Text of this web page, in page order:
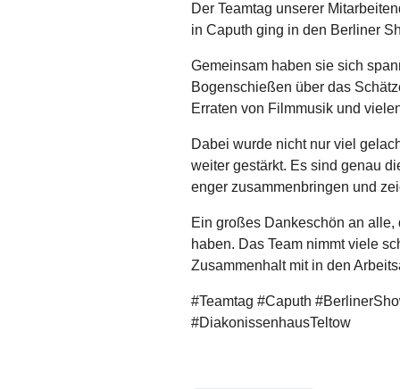
Der Teamtag unserer
in Caputh ging in den Berliner
Gemeinsam haben sie sich
Bogenschießen über das
Erraten von Filmmusik und
Dabei wurde nicht nur viel
weiter gestärkt. Es sind genau
enger zusammenbringen und
Ein großes Dankeschön an
haben. Das Team nimmt viele
Zusammenhalt mit in den
#Teamtag #Caputh
#DiakonissenhausTeltow